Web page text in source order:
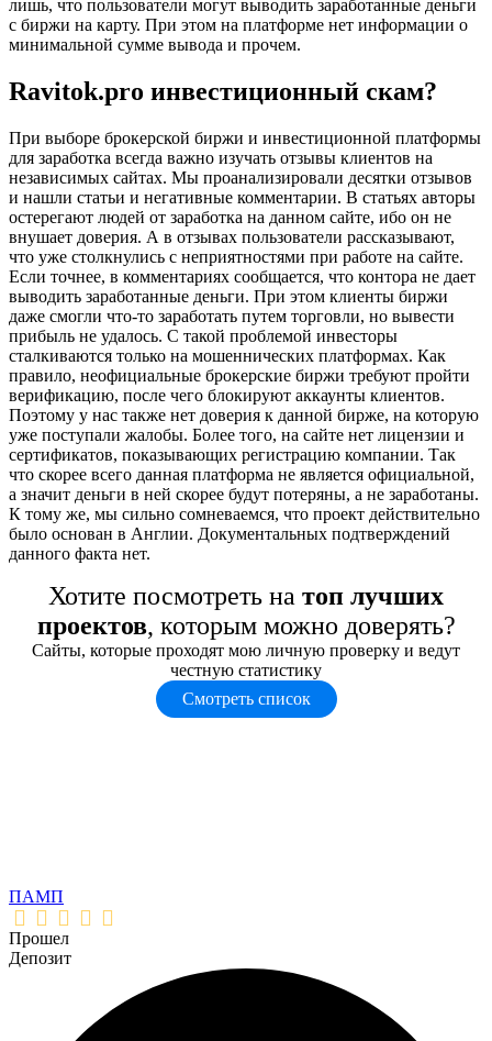
лишь, что пользователи могут выводить заработанные деньги
с биржи на карту. При этом на платформе нет информации о
минимальной сумме вывода и прочем.
Ravitok.pro инвестиционный скам?
При выборе брокерской биржи и инвестиционной платформы
для заработка всегда важно изучать отзывы клиентов на
независимых сайтах. Мы проанализировали десятки отзывов
и нашли статьи и негативные комментарии. В статьях авторы
остерегают людей от заработка на данном сайте, ибо он не
внушает доверия. А в отзывах пользователи рассказывают,
что уже столкнулись с неприятностями при работе на сайте.
Если точнее, в комментариях сообщается, что контора не дает
выводить заработанные деньги. При этом клиенты биржи
даже смогли что-то заработать путем торговли, но вывести
прибыль не удалось. С такой проблемой инвесторы
сталкиваются только на мошеннических платформах. Как
правило, неофициальные брокерские биржи требуют пройти
верификацию, после чего блокируют аккаунты клиентов.
Поэтому у нас также нет доверия к данной бирже, на которую
уже поступали жалобы. Более того, на сайте нет лицензии и
сертификатов, показывающих регистрацию компании. Так
что скорее всего данная платформа не является официальной,
а значит деньги в ней скорее будут потеряны, а не заработаны.
К тому же, мы сильно сомневаемся, что проект действительно
было основан в Англии. Документальных подтверждений
данного факта нет.
Хотите посмотреть на топ лучших
проектов, которым можно доверять?
Сайты, которые проходят мою личную проверку и ведут
честную статистику
Смотреть список
ПАМП
Прошел
Депозит